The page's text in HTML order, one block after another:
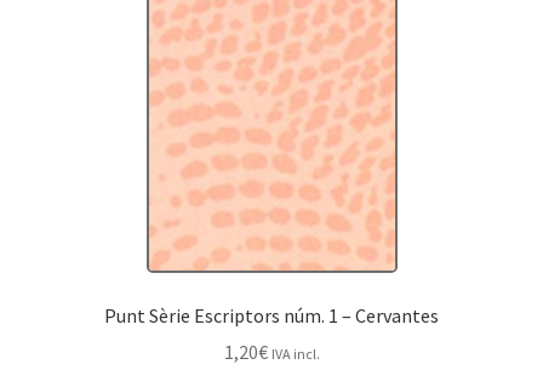
Punt Sèrie Escriptors núm. 1 – Cervantes
1,20€ IVA incl.